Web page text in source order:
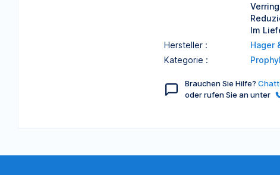
Im
Hersteller :
Hager
Kategorie :
Brauchen Sie Hilfe?
oder rufen Sie an unter